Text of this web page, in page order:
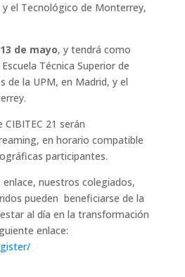
el Tecnológico de Monterrey,
de mayo, y tendrá como
Técnica Superior de
de la UPM, en Madrid, y el
21 serán
en horario compatible
participantes.
nuestros colegiados,
pueden beneficiarse de la
al día en la transformación
enlace: